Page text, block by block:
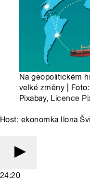
Na geopolitickém
velké změny |
Pixabay, Licence
Host: ekonomka Ilona
24:20